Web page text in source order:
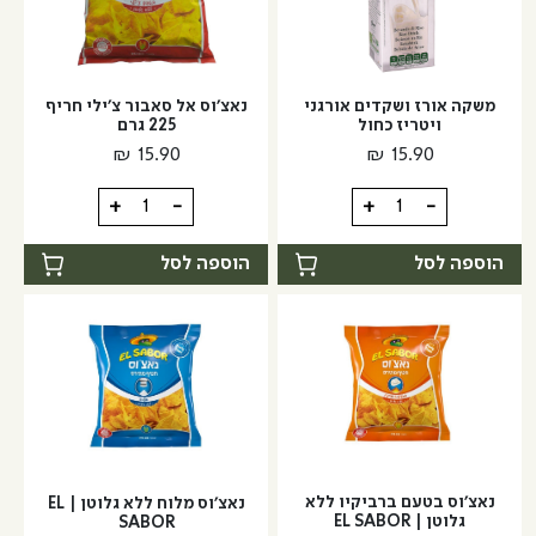
גלוטן
משקה אורז ושקדים אורגני
ויטריז כחול
₪ 15.90
-
כמות
של
משקה
אורז
אורגני
ויטריז
כחול
+
הוספה לסל
נאצ’וס אל סאבור צ’ילי חריף
225 גרם
₪ 15.90
-
כמות
של
נאצ’וס
אל
צ’ילי
חריף
225
גרם
+
הוספה לסל
נאצ’וס בטעם ברביקיו ללא
גלוטן | EL SABOR
נאצ’וס מלוח ללא גלוטן | EL
SABOR